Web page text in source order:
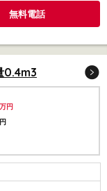
無料電話
0.4m3
万円